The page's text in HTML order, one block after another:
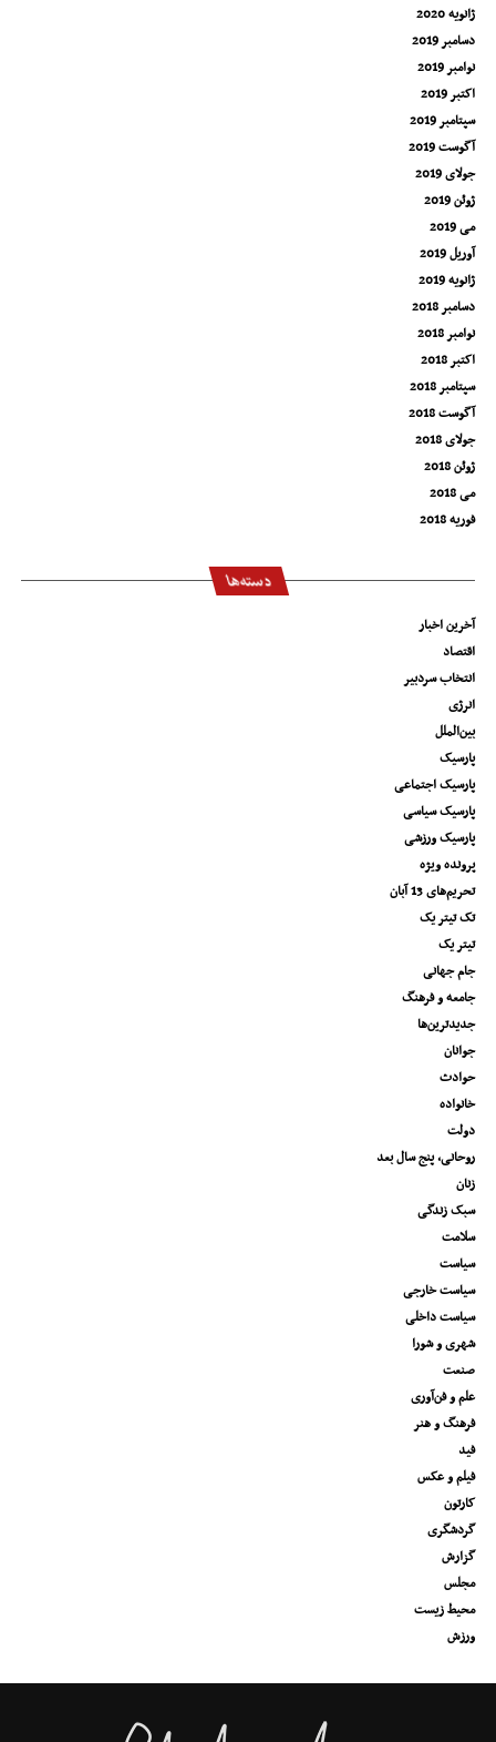
ژانویه 2020
دسامبر 2019
نوامبر 2019
اکتبر 2019
سپتامبر 2019
آگوست 2019
جولای 2019
ژوئن 2019
می 2019
آوریل 2019
ژانویه 2019
دسامبر 2018
نوامبر 2018
اکتبر 2018
سپتامبر 2018
آگوست 2018
جولای 2018
ژوئن 2018
می 2018
فوریه 2018
دسته‌ها
آخرین اخبار
اقتصاد
انتخاب سردبیر
انرژی
بین‌الملل
پارسیک
پارسیک اجتماعی
پارسیک سیاسی
پارسیک ورزشی
پرونده ویژه
تحریم‌های 13 آبان
تک تیتر یک
تیتر یک
جام جهانی
جامعه و فرهنگ
جدیدترین‌ها
جوانان
حوادث
خانواده
دولت
روحانی، پنج سال بعد
زنان
سبک زندگی
سلامت
سیاست
سیاست خارجی
سیاست داخلی
شهری و شورا
صنعت
علم و فن‌آوری
فرهنگ و هنر
فید
فیلم و عکس
کارتون
گردشگری
گزارش
مجلس
محیط زیست
ورزش